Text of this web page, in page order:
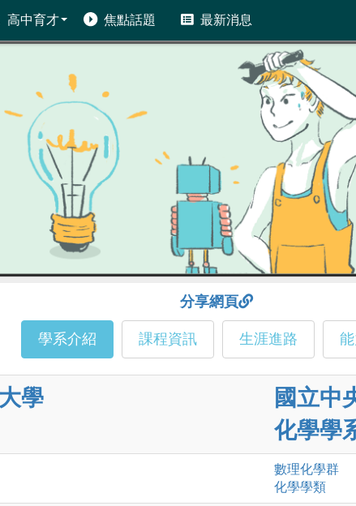
高中育才 焦點話題 最新消息
分享網頁
學系介紹 課程資訊 生涯進路
學
國立中
化學學
數理化學群
化學學類